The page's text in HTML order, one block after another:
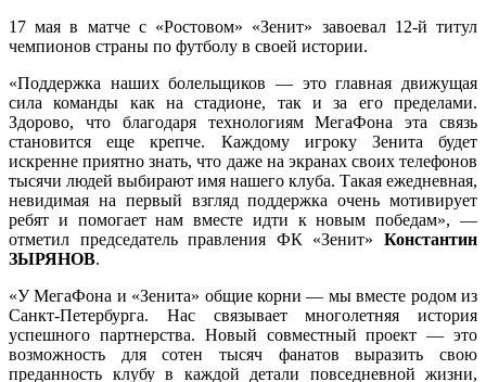
17 мая в матче с «Ростовом» «Зенит» завоевал 12-й титул
чемпионов страны по футболу в своей истории.
«Поддержка наших болельщиков — это главная движущая
сила команды как на стадионе, так и за его пределами.
Здорово, что благодаря технологиям МегаФона эта связь
становится еще крепче. Каждому игроку Зенита будет
искренне приятно знать, что даже на экранах своих телефонов
тысячи людей выбирают имя нашего клуба. Такая ежедневная,
невидимая на первый взгляд поддержка очень мотивирует
ребят и помогает нам вместе идти к новым победам», —
отметил председатель правления ФК «Зенит» Константин
ЗЫРЯНОВ.
«У МегаФона и «Зенита» общие корни — мы вместе родом из
Санкт-Петербурга. Нас связывает многолетняя история
успешного партнерства. Новый совместный проект — это
возможность для сотен тысяч фанатов выразить свою
преданность клубу в каждой детали повседневной жизни,